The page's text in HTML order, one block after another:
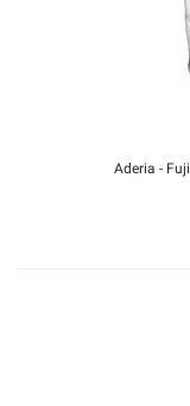
Aderia -